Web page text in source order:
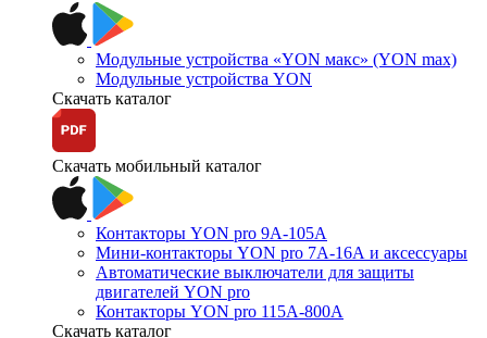
Модульные устройства «YON макс» (YON max)
Модульные устройства YON
Скачать каталог
Скачать мобильный каталог
Контакторы YON pro 9А-105А
Мини-контакторы YON pro 7А-16А и аксессуары
Автоматические выключатели для защиты
двигателей YON pro
Контакторы YON pro 115А-800А
Скачать каталог